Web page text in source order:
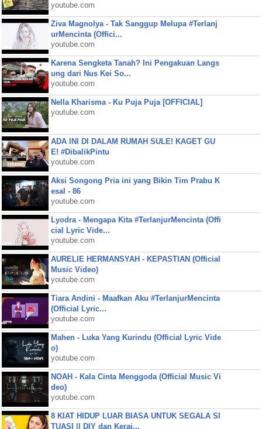
youtube.com
Ziva Magnolya - Tak Sanggup Melupa #Terlanj
urMencinta (Offici...
youtube.com
Karena Sengketa Tanah? Ini Pengakuan Langs
ung dari Nus Kei So...
youtube.com
Nella Kharisma - Ku Puja Puja [OFFICIAL]
youtube.com
ADA INI DI DALAM RUMAH SULE! KAGET GU
E! #DibalikPintu
youtube.com
Aksi Songong Pria ini yang Bikin Tim Prabu K
esal - 86
youtube.com
Lyodra - Mengapa Kita #TerlanjurMencinta (Offi
cial Lyric Vide...
youtube.com
AURELIE HERMANSYAH - KEPASTIAN (Official
Music Video)
youtube.com
Tiara Andini - Maafkan Aku #TerlanjurMencinta
(Official Lyric...
youtube.com
Mahen - Luka Yang Kurindu (Official Lyric Vide
o)
youtube.com
NOAH - Kala Cinta Menggoda (Official Music Vi
deo)
youtube.com
8 KIAT HIDUP LUAR BIASA UNTUK SEGALA SI
TUASI || DIY dan Keraj...